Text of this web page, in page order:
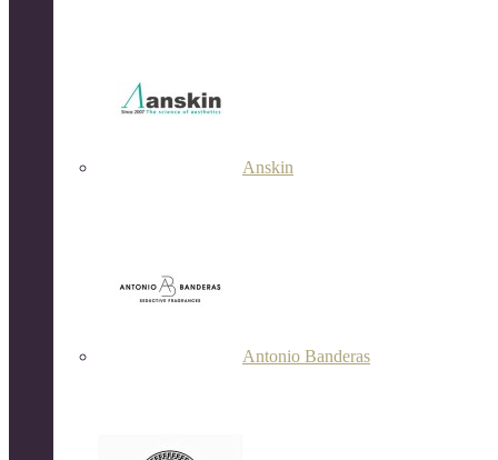
Anskin
Antonio Banderas